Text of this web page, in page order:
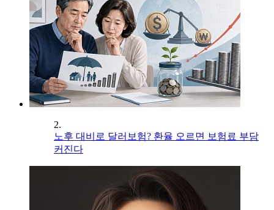
2.
노후 대비로 달러보험? 환율 오르면 보험료 부담
커진다